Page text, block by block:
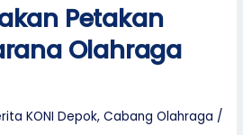
Petakan
Olahraga
KONI Depok,Cabang Olahraga /